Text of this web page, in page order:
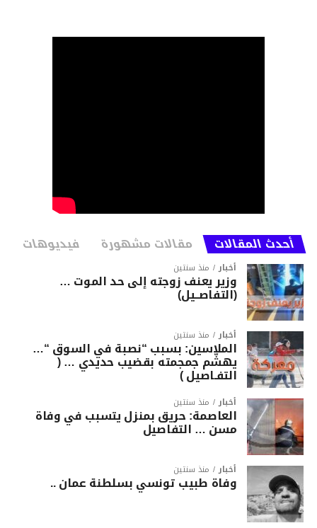
أحدث المقالات مقالات مشهورة فيديوهات
أخبار منذ سنتين
وزير يعنف زوجته إلى حد الموت …
(التفاصــيل)
أخبار منذ سنتين
الملاسين: بسبب “نصبة في السوق “…
يهشّم جمجمته بقضيب حديدي … (
التفـاصيل )
أخبار منذ سنتين
العاصمة: حريق بمنزل يتسبب في وفاة
مسن … التفاصيل
أخبار منذ سنتين
وفاة طبيب تونسي بسلطنة عمان ..